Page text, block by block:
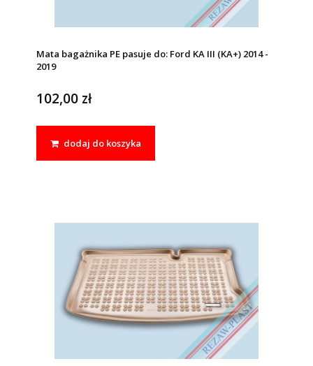
Mata bagażnika PE pasuje do: Ford KA III (KA+) 2014 -
2019
102,00 zł
dodaj do koszyka